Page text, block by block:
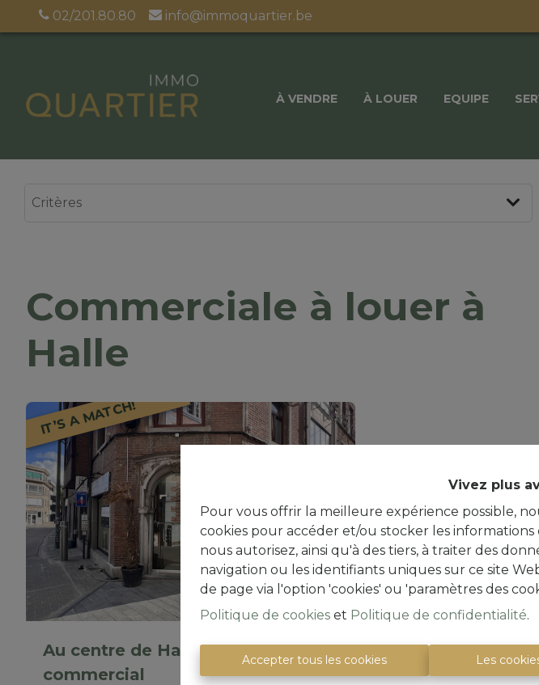
Vivez plus
Pour vous offrir la meilleure expérience possible,
cookies pour accéder et/ou stocker les
nous autorisez, ainsi qu'à des tiers, à traiter des
navigation ou les identifiants uniques sur ce site
de page via l'option 'cookies' ou 'paramètres des
Politique de cookies et Politique de confidentialité.
Accepter tous les cookies Les
02/201.80.80 info@immoquartier.be
À VENDRE À LOUER EQUIPE
Commerciale à louer à
Halle
IT’S A MATCH!
Au centre de Hal: bien
commercial